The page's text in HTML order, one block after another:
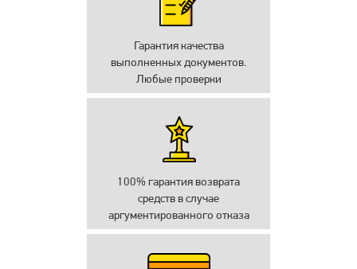
Гарантия качества
выполненных документов.
Любые проверки
100% гарантия возврата
средств в случае
аргументированного отказа